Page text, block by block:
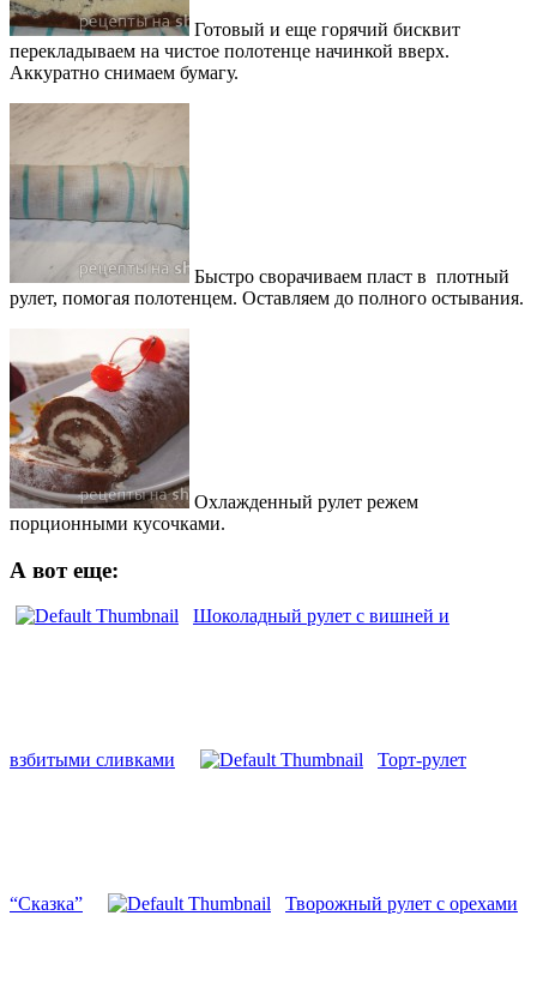
Готовый и еще горячий бисквит
перекладываем на чистое полотенце начинкой вверх.
Аккуратно снимаем бумагу.
Быстро сворачиваем пласт в плотный
рулет, помогая полотенцем. Оставляем до полного остывания.
Охлажденный рулет режем
порционными кусочками.
А вот еще:
Шоколадный рулет с вишней и
взбитыми сливками Торт-рулет
“Сказка” Творожный рулет с орехами